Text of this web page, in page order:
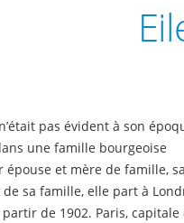
pas évident à son
une famille bourgeoise
et mère de famille,
sa famille, elle part à
de 1902. Paris, capitale